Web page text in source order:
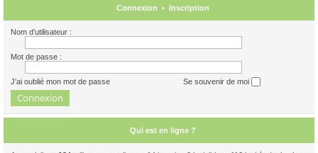
Connexion • Inscription
Nom d’utilisateur :
Mot de passe :
J’ai oublié mon mot de passe Se souvenir de moi
Qui est en ligne ?